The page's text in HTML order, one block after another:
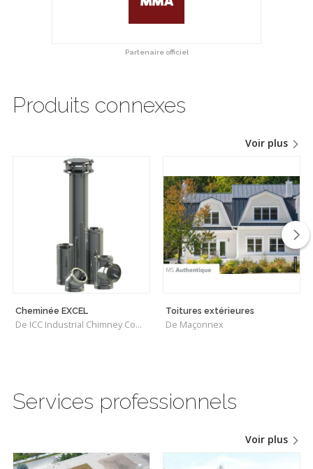
Partenaire officiel
Produits connexes
Voir plus
Cheminée EXCEL
De ICC Industrial Chimney Company Inc.
Toitures extérieures
De Maçonnex
Services professionnels
Voir plus